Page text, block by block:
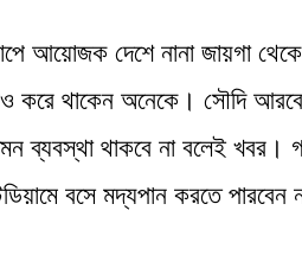
আয়োজক দেশে নানা জায়গা
করে থাকেন অনেকে। সৌদি
ব্যবস্থা থাকবে না বলেই খবর।
বসে মদ্যপান করতে পারবেন